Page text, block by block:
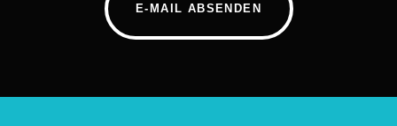
E-MAIL ABSENDEN